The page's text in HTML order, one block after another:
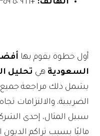
الهاتف: +٩٦٦ ٥٠ ٣٥٩ ٣٩٥٣
أول خطوة يقوم بها
السعودية هي تحليل
يشمل ذلك مراجعة جميع
الضريبية، والالتزامات
سبيل المثال، إحدى